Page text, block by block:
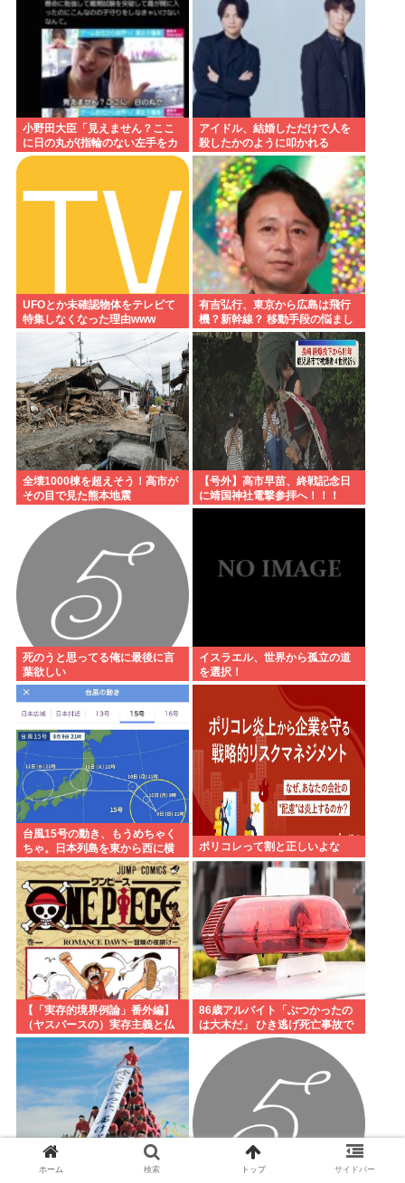
小野田大臣「見えません？ここ
に日の丸が(指輪のない左手をカ
メラマンに見せる)。国と結婚し
アイドル、結婚しただけで人を
殺したかのように叩かれる
UFOとか未確認物体をテレビて
特集しなくなった理由www
有吉弘行、東京から広島は飛行
機？新幹線？ 移動手段の悩まし
さ語る「微妙なんだよな」
全壊1000棟を超えそう！高市が
その目で見た熊本地震
【号外】高市早苗、終戦記念日
に靖国神社電撃参拝へ！！！
死のうと思ってる俺に最後に言
葉欲しい
イスラエル、世界から孤立の道
を選択！
台風15号の動き、もうめちゃく
ちゃ。日本列島を東から西に横
断
ポリコレって割と正しいよな
【「実存的境界例論」番外編】
（ヤスパースの）実存主義と仏
教、それとワンピース 【ネタバ
レ注意】【スクリプト負けてて
86歳アルバイト「ぶつかったの
は大木だ」 ひき逃げ死亡事故で
ホーム 検索 トップ サイドバー